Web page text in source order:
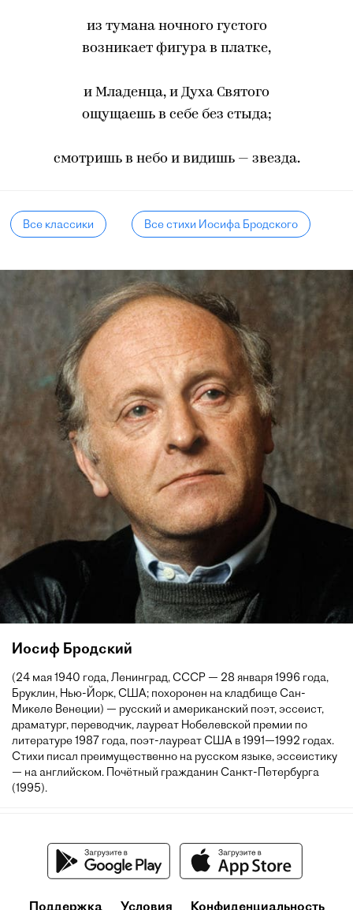
из тумана ночного густого
возникает фигура в платке,
и Младенца, и Духа Святого
ощущаешь в себе без стыда;
смотришь в небо и видишь — звезда.
Все классики Все стихи Иосифа Бродского
Иосиф Бродский
(24 мая 1940 года, Ленинград, СССР — 28 января 1996 года,
Бруклин, Нью-Йорк, США; похоронен на кладбище Сан-
Микеле Венеции) — русский и американский поэт, эссеист,
драматург, переводчик, лауреат Нобелевской премии по
литературе 1987 года, поэт-лауреат США в 1991—1992 годах.
Стихи писал преимущественно на русском языке, эссеистику
— на английском. Почётный гражданин Санкт-Петербурга
(1995).
Поддержка Условия Конфиденциальность